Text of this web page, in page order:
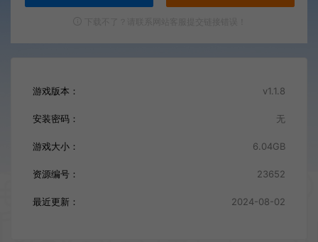
游戏版本： v1.1.8
安装密码： 无
游戏大小： 6.04GB
资源编号： 23652
最近更新： 2024-08-02